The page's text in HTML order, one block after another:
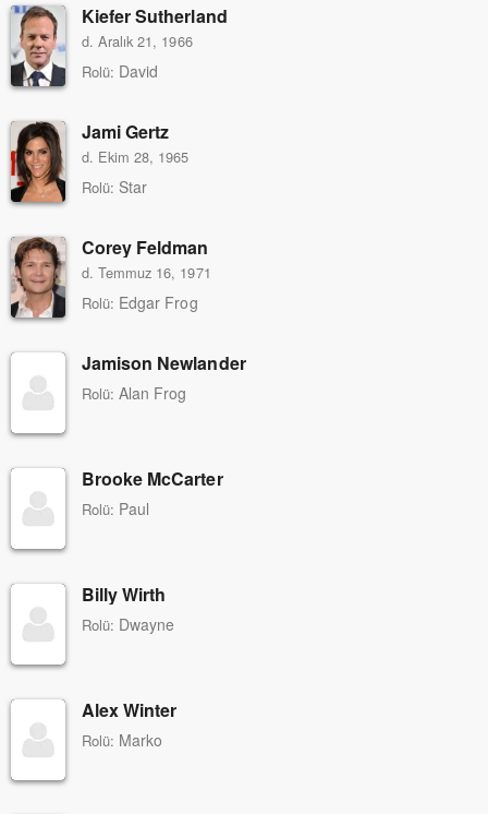
Kiefer Sutherland
d. Aralık 21, 1966
Rolü: David
Jami Gertz
d. Ekim 28, 1965
Rolü: Star
Corey Feldman
d. Temmuz 16, 1971
Rolü: Edgar Frog
Jamison Newlander
Rolü: Alan Frog
Brooke McCarter
Rolü: Paul
Billy Wirth
Rolü: Dwayne
Alex Winter
Rolü: Marko